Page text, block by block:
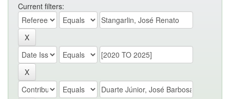
Current filters: